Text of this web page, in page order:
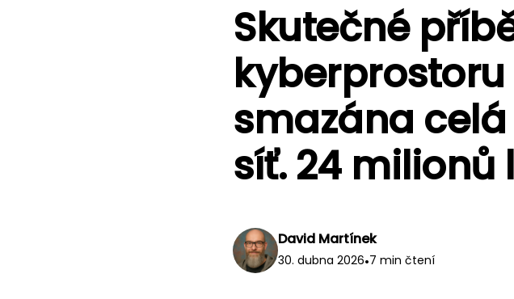
Skutečné
kyberprostoru
smazána
síť. 24 milionů
David Martínek
30. dubna 2026•7 min čtení